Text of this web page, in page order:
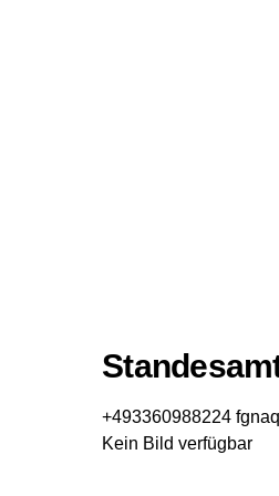
+493360988224
Kein Bild verfügbar